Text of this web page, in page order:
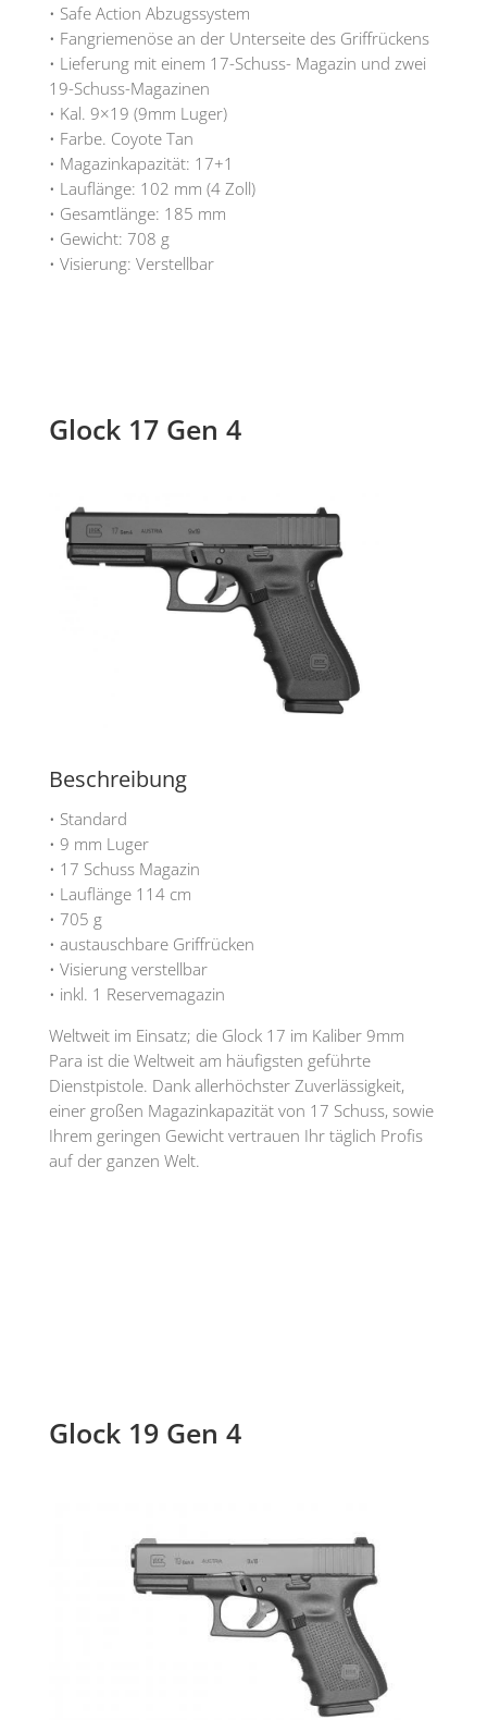
• Safe Action Abzugssystem
• Fangriemenöse an der Unterseite des Griffrückens
• Lieferung mit einem 17-Schuss- Magazin und zwei
19-Schuss-Magazinen
• Kal. 9×19 (9mm Luger)
• Farbe. Coyote Tan
• Magazinkapazität: 17+1
• Lauflänge: 102 mm (4 Zoll)
• Gesamtlänge: 185 mm
• Gewicht: 708 g
• Visierung: Verstellbar
Glock 17 Gen 4
Beschreibung
• Standard
• 9 mm Luger
• 17 Schuss Magazin
• Lauflänge 114 cm
• 705 g
• austauschbare Griffrücken
• Visierung verstellbar
• inkl. 1 Reservemagazin
Weltweit im Einsatz; die Glock 17 im Kaliber 9mm
Para ist die Weltweit am häufigsten geführte
Dienstpistole. Dank allerhöchster Zuverlässigkeit,
einer großen Magazinkapazität von 17 Schuss, sowie
Ihrem geringen Gewicht vertrauen Ihr täglich Profis
auf der ganzen Welt.
Glock 19 Gen 4